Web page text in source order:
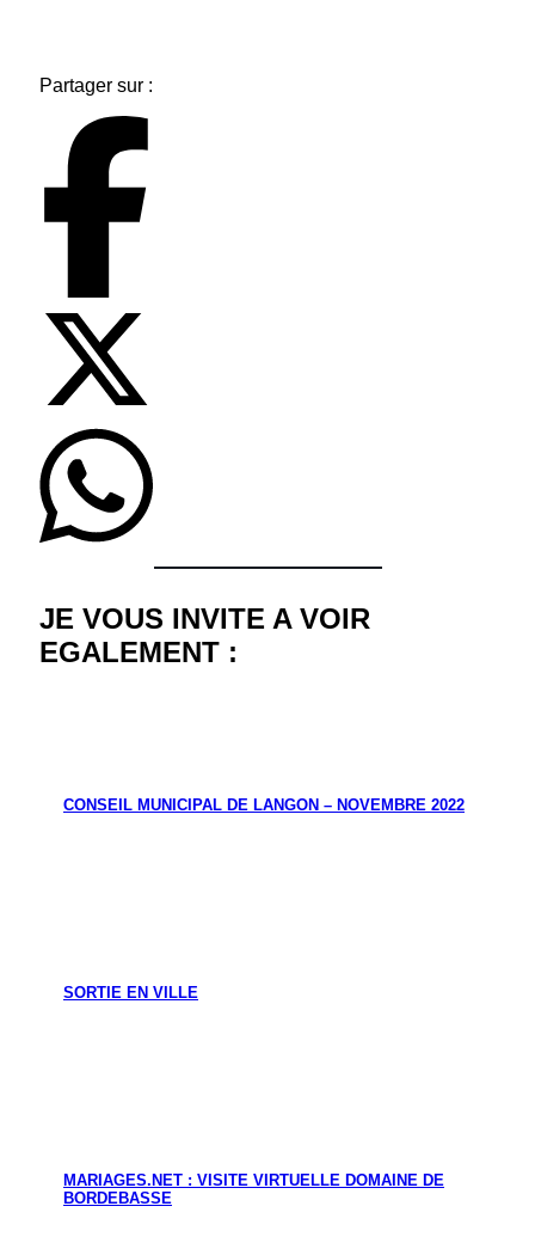
Partager sur :
JE VOUS INVITE A VOIR
EGALEMENT :
CONSEIL MUNICIPAL DE LANGON – NOVEMBRE 2022
SORTIE EN VILLE
MARIAGES.NET : VISITE VIRTUELLE DOMAINE DE
BORDEBASSE